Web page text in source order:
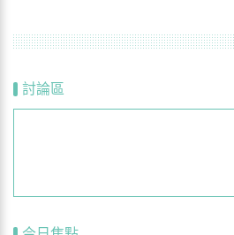
討論區